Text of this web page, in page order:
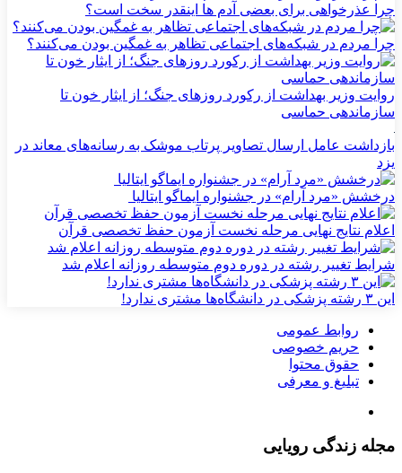
چرا عذرخواهی برای بعضی آدم ها اینقدر سخت است؟
چرا مردم در شبکه‌های اجتماعی تظاهر به غمگین بودن می‌کنند؟
روایت وزیر بهداشت از رکورد روزهای جنگ؛ از ایثار خون تا
سازماندهی حماسی
بازداشت عامل ارسال تصاویر پرتاب موشک به رسانه‌های معاند در
یزد
درخشش «مرد آرام» در جشنواره ایماگو ایتالیا
اعلام نتایج نهایی مرحله نخست آزمون حفظ تخصصی قرآن
شرایط تغییر رشته در دوره دوم متوسطه روزانه اعلام شد
این ۳ رشته پزشکی در دانشگاه‌ها مشتری ندارد!
روابط عمومی
حریم خصوصی
حقوق محتوا
تبلیغ و معرفی
مجله زندگی رویایی